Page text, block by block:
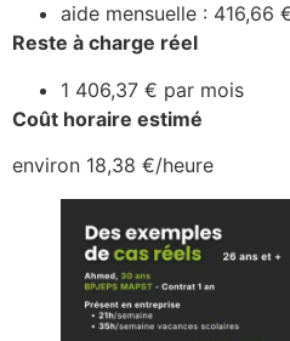
aide mensuelle : 416,66
Reste à charge réel
1 406,37 € par mois
Coût horaire estimé
environ 18,38 €/heure